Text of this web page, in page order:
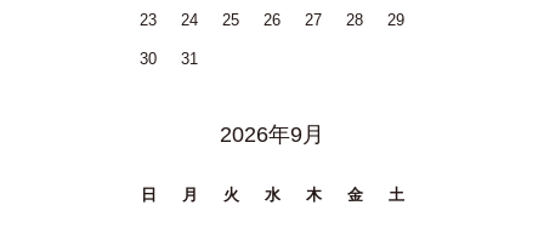
23 24 25 26 27 28 29
30 31
2026年9月
日 月 火 水 木 金 土